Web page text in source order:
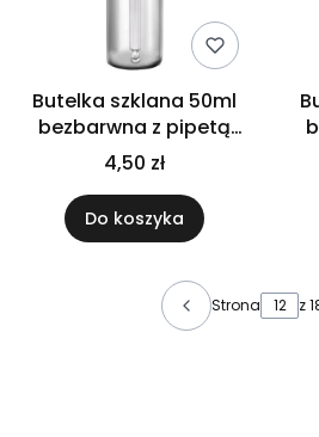
Butelka szklana 50ml
bezbarwna z pipetą
bambusową
4,50 zł
Do koszyka
Strona z